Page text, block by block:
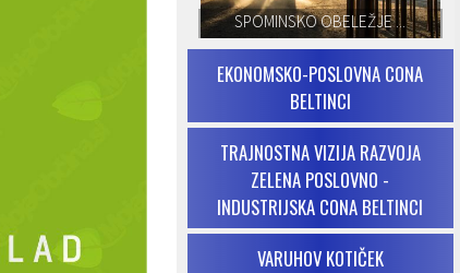
SPOMINSKO OBELEŽJE ...
EKONOMSKO-POSLOVNA CONA
BELTINCI
TRAJNOSTNA VIZIJA RAZVOJA
ZELENA POSLOVNO -
INDUSTRIJSKA CONA BELTINCI
VARUHOV KOTIČEK